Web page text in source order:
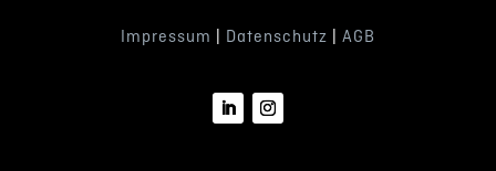
Impressum Datenschutz AGB